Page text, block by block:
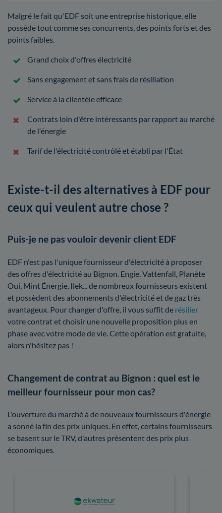
Malgré le fait qu'EDF soit une entreprise historique, elle
possède tout comme ses concurrents, des points forts et des
points faibles.
Grand choix d'offres électricité
Sans engagement et sans frais de résiliation
Service à la clientèle efficace
Contrats loin d'être intéressants par rapport au marché
de l'énergie
Tarif de l'électricité contrôlé et établi par l'État
Existe-t-il des alternatives à EDF pour
ceux qui veulent autre chose ?
Puis-je ne pas vouloir devenir client EDF
EDF n'est pas l'unique fournisseur d'électricité à proposer
des offres d'électricité au Bignon. Engie, Vattenfall, Planète
Oui, Mint Énergie, Ilek... de nombreux fournisseurs existent
et possèdent des abonnements d'électricité et de gaz très
avantageux. Pour changer d'offre, il vous suffit de résilier
votre contrat et choisir une nouvelle proposition plus en
phase avec votre mode de vie. Cette opération est gratuite,
alors n'hésitez pas !
Changement de contrat au Bignon : quel est le
meilleur fournisseur pour mon cas?
L'ouverture du marché à de nouveaux fournisseurs d'énergie
a sonné la fin des prix uniques. En effet, certains fournisseurs
se basent sur le TRV, d'autres présentent des prix plus
économiques.